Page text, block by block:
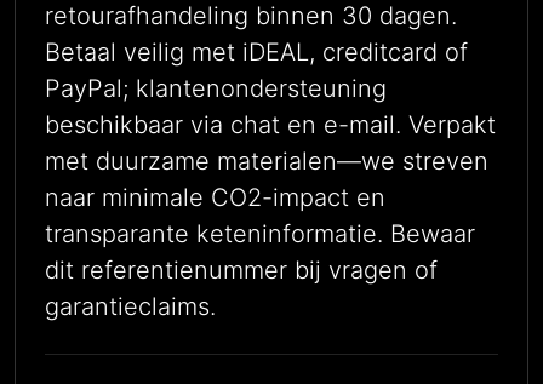
retourafhandeling binnen 30 dagen.
Betaal veilig met iDEAL, creditcard of
PayPal; klantenondersteuning
beschikbaar via chat en e-mail. Verpakt
met duurzame materialen—we streven
naar minimale CO2-impact en
transparante keteninformatie. Bewaar
dit referentienummer bij vragen of
garantieclaims.